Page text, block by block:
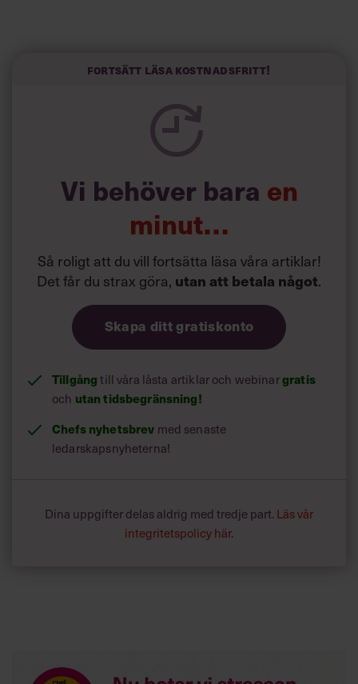
Fortsätt läsa kostnadsfritt!
Vi behöver bara en
minut…
Så roligt att du vill fortsätta läsa våra artiklar!
Det får du strax göra, utan att betala något.
Skapa ditt gratiskonto
Tillgångtill våra låsta artiklar och webinargratis
och utan tidsbegränsning!
Chefs nyhetsbrev med senaste
ledarskapsnyheterna!
Dina uppgifter delas aldrig med tredje part. Läs vår
integritetspolicy här.